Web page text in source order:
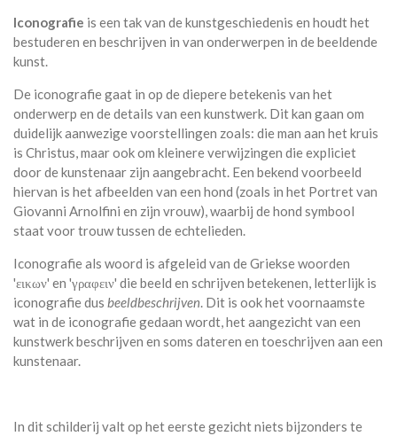
Iconografie is een tak van de kunstgeschiedenis en houdt het
bestuderen en beschrijven in van onderwerpen in de beeldende
kunst.
De iconografie gaat in op de diepere betekenis van het
onderwerp en de details van een kunstwerk. Dit kan gaan om
duidelijk aanwezige voorstellingen zoals: die man aan het kruis
is Christus, maar ook om kleinere verwijzingen die expliciet
door de kunstenaar zijn aangebracht. Een bekend voorbeeld
hiervan is het afbeelden van een hond (zoals in het Portret van
Giovanni Arnolfini en zijn vrouw), waarbij de hond symbool
staat voor trouw tussen de echtelieden.
Iconografie als woord is afgeleid van de Griekse woorden
'εικων' en 'γραφειν' die beeld en schrijven betekenen, letterlijk is
iconografie dus beeldbeschrijven. Dit is ook het voornaamste
wat in de iconografie gedaan wordt, het aangezicht van een
kunstwerk beschrijven en soms dateren en toeschrijven aan een
kunstenaar.
In dit schilderij valt op het eerste gezicht niets bijzonders te